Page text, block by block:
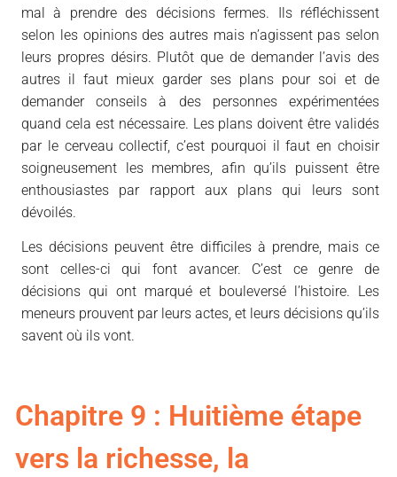
mal à prendre des décisions fermes. Ils réfléchissent
selon les opinions des autres mais n’agissent pas selon
leurs propres désirs. Plutôt que de demander l’avis des
autres il faut mieux garder ses plans pour soi et de
demander conseils à des personnes expérimentées
quand cela est nécessaire. Les plans doivent être validés
par le cerveau collectif, c’est pourquoi il faut en choisir
soigneusement les membres, afin qu’ils puissent être
enthousiastes par rapport aux plans qui leurs sont
dévoilés.
Les décisions peuvent être difficiles à prendre, mais ce
sont celles-ci qui font avancer. C’est ce genre de
décisions qui ont marqué et bouleversé l’histoire. Les
meneurs prouvent par leurs actes, et leurs décisions qu’ils
savent où ils vont.
Chapitre 9 : Huitième étape
vers la richesse, la